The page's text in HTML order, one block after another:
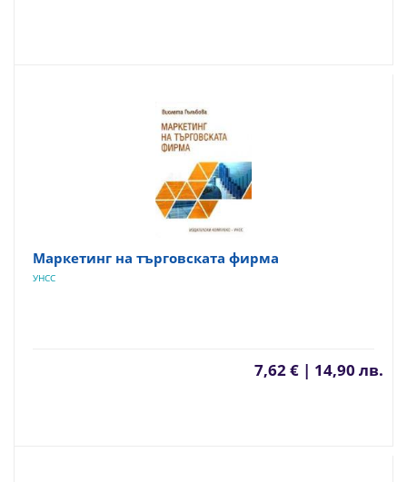
Маркетинг на търговската фирма
УНСС
7,62 € | 14,90 лв.